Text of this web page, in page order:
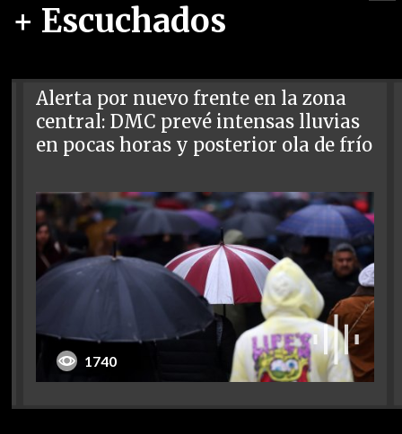
+ Escuchados
Alerta por nuevo frente en la zona
central: DMC prevé intensas lluvias
en pocas horas y posterior ola de frío
1740